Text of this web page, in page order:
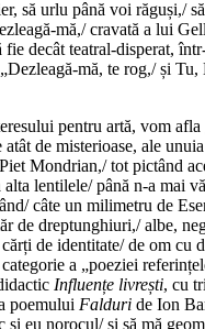
să urlu până voi răguși,/
mă,/ cravată a lui
fie decât teatral-disperat,
mă, te rog,/ și Tu,
pentru artă, vom afla
atât de misterioase, ale
Mondrian,/ tot pictând
alta lentilele/ până n-a mai
câte un milimetru de
de dreptunghiuri,/ albe,
cărți de identitate/ de om cu
a „poeziei
Influențe livrești, cu
poemului Falduride Ion
și eu norocul/ și să mă